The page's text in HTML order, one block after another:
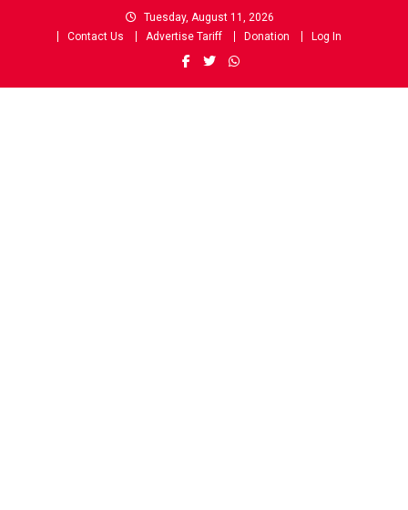
Tuesday, August 11, 2026
Contact Us
Advertise Tariff Donation Log In